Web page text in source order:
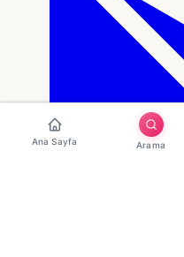
Ana Sayfa Arama